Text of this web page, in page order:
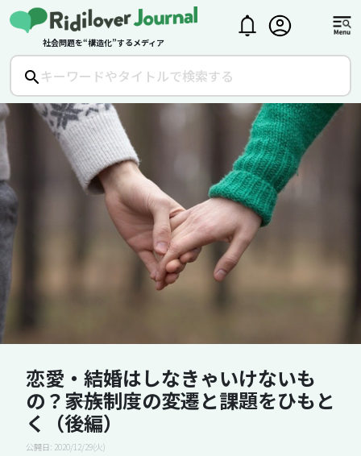
社会問題を“構造化”するメディア
恋愛・結婚はしなきゃいけないも
の？――家族制度の変遷と課題をひもと
く（後編）
公開日: 2020/12/29(火)